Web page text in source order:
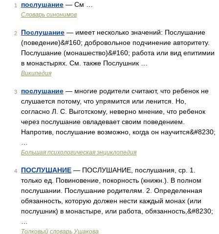
1 послушание — См …
Словарь синонимов
2 Послушание — имеет несколько значений: Послушание
(поведение)&#160; добровольное подчинение авторитету.
Послушание (монашество)&#160; работа или вид епитимии
в монастырях. См. также Послушник …
Википедия
3 послушание — многие родители считают, что ребенок не
слушается потому, что упрямится или ленится. Но,
согласно Л. С. Выготскому, неверно мнение, что ребенок
через послушание овладевает своим поведением.
Напротив, послушание возможно, когда он научится&#8230;
Большая психологическая энциклопедия
4 ПОСЛУШАНИЕ — ПОСЛУШАНИЕ, послушания, ср. 1.
только ед. Повиновение, покорность (книжн.). В полном
послушании. Послушание родителям. 2. Определенная
обязанность, которую должен нести каждый монах (или
послушник) в монастыре, или работа, обязанность,&#8230;
Толковый словарь Ушакова